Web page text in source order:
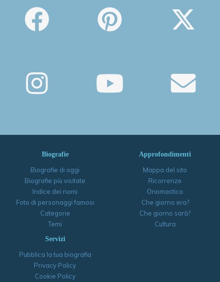
Biografie
Biografie di oggi
Biografie più visitate
Indice dei nomi
Foto di personaggi famosi
Categorie
Temi
Approfondimenti
Mappa del sito
Ricorrenze
Onomastico
Che giorno era?
Che giorno sarà?
Cultura
Servizi
Pubblica la tua biografia
Privacy Policy
Cookie Policy